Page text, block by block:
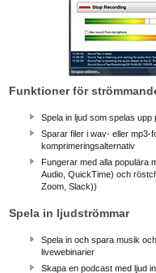
Funktioner för
Spela in ljud som spelas
Sparar filer i wav- eller mp3-
komprimeringsalternativ
Fungerar med alla populära
Audio, QuickTime) och
Zoom, Slack))
Spela in ljudströmmar
Spela in och spara musik
livewebinarier
Skapa en podcast med ljud